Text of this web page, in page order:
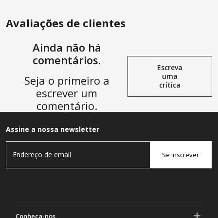
Avaliações de clientes
Ainda não há
comentários.
Seja o primeiro a
escrever um
comentário.
Escreva
uma
crítica
Assine a nossa newsletter
Se inscrever
Conheça-nos